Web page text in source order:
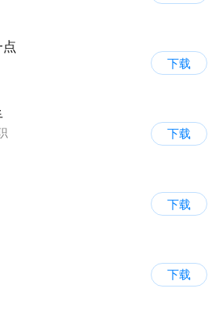
下载
下载
下载
下载